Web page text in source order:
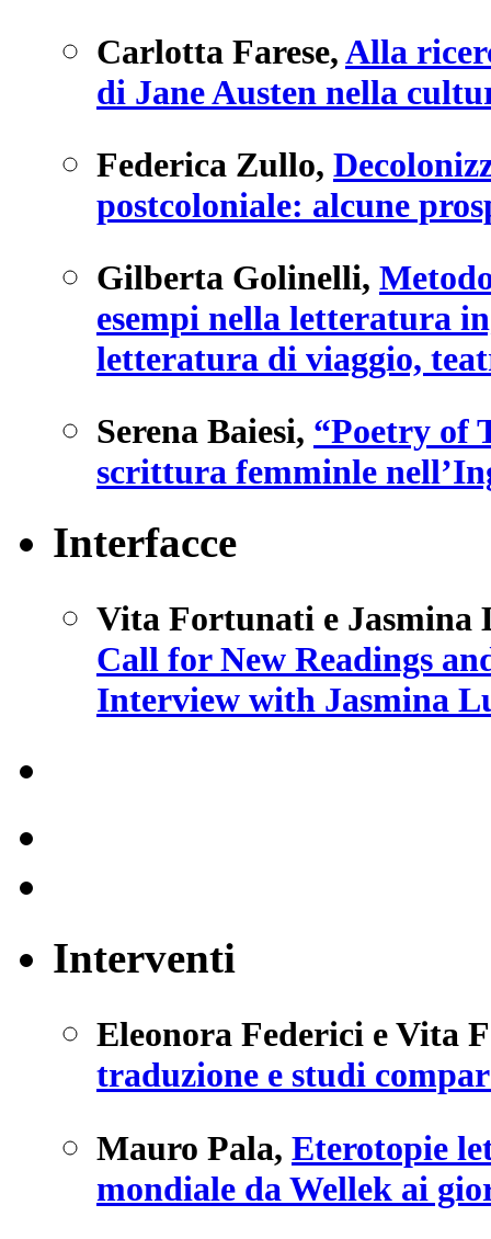
Carlotta Farese,Alla
di Jane Austen nella
Federica Zullo,
postcoloniale: alcune
Gilberta Golinelli,
esempi nella letteratura
letteratura di viaggio,
Serena Baiesi, “Poetry of
scrittura femminle
Interfacce
Vita Fortunati e Jasmina
Call for New Readings
Interview with Jasmina
Interventi
Eleonora Federici e Vita
traduzione e studi
Mauro Pala, Eterotopie
mondiale da Wellek ai